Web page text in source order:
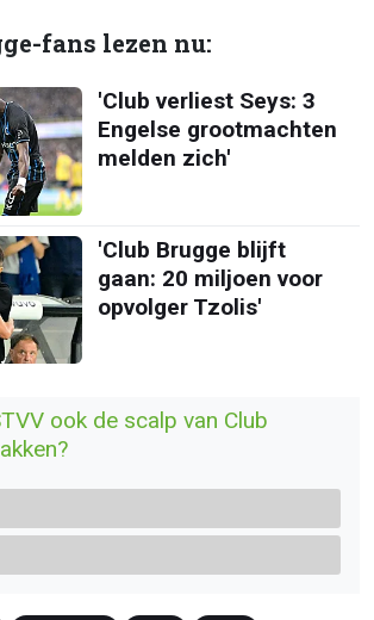
fans lezen nu:
'Club verliest Seys: 3
Engelse grootmachten
melden zich'
'Club Brugge blijft
gaan: 20 miljoen voor
opvolger Tzolis'
ook de scalp van Club